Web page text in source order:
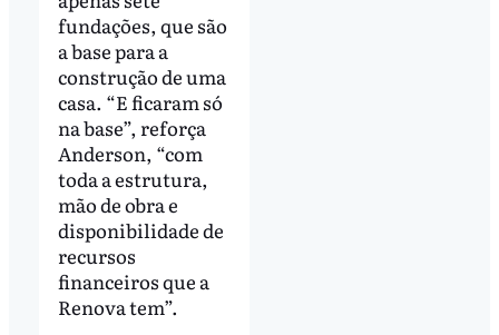
fundações, que são
a base para a
construção de uma
casa. “E ficaram só
na base”, reforça
Anderson, “com
toda a estrutura,
mão de obra e
disponibilidade de
recursos
financeiros que a
Renova tem”.